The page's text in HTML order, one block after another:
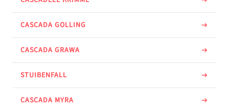
CASCADA GOLLING
CASCADA GRAWA
STUIBENFALL
CASCADA MYRA